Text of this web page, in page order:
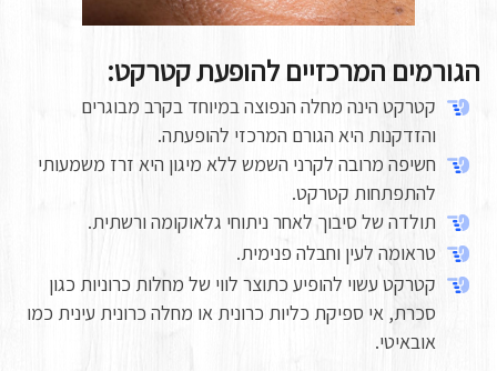
הגורמים המרכזיים להופעת קטרקט:
קטרקט הינה מחלה הנפוצה במיוחד בקרב מבוגרים
והזדקנות היא הגורם המרכזי להופעתה.
חשיפה מרובה לקרני השמש ללא מיגון היא זרז משמעותי
להתפתחות קטרקט.
תולדה של סיבוך לאחר ניתוחי גלאוקומה ורשתית.
טראומה לעין וחבלה פנימית.
קטרקט עשוי להופיע כתוצר לווי של מחלות כרוניות כגון
סכרת, אי ספיקת כליות כרונית או מחלה כרונית עינית כמו
אובאיטי.